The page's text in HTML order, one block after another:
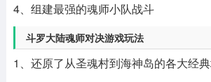
4、组建最强的魂师小队战斗
斗罗大陆魂师对决游戏玩法
1、还原了从圣魂村到海神岛的各大经